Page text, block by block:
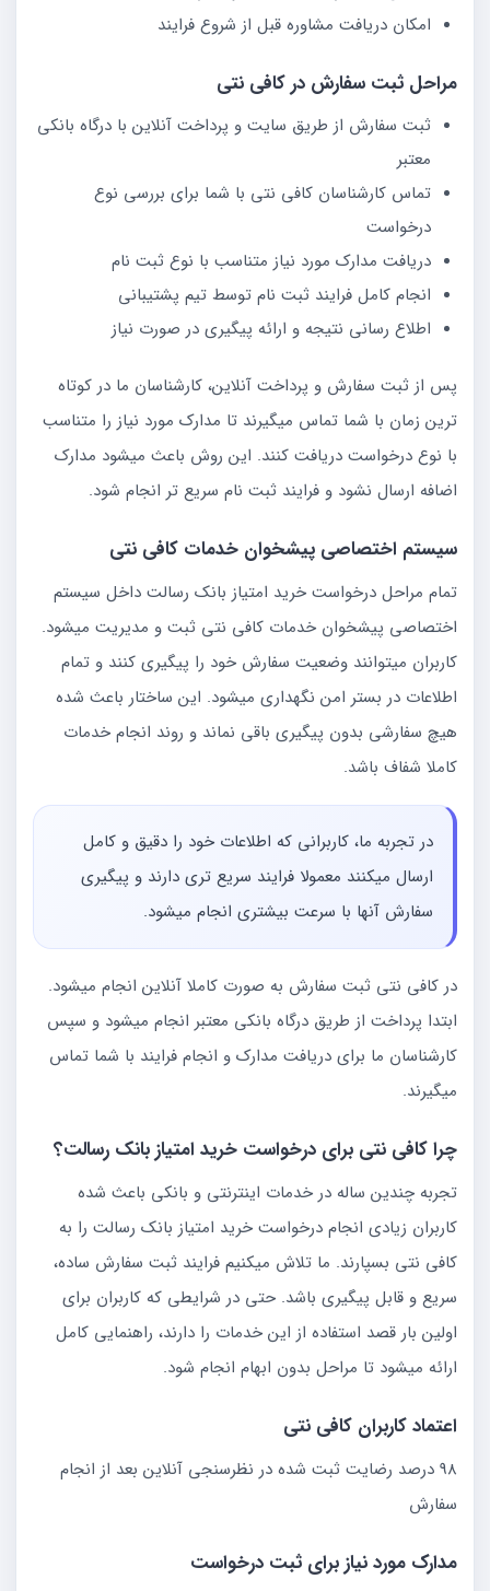
امکان دریافت مشاوره قبل از شروع فرایند
مراحل ثبت سفارش در کافی نتی
ثبت سفارش از طریق سایت و پرداخت آنلاین با درگاه بانکی
معتبر
تماس کارشناسان کافی نتی با شما برای بررسی نوع
درخواست
دریافت مدارک مورد نیاز متناسب با نوع ثبت نام
انجام کامل فرایند ثبت نام توسط تیم پشتیبانی
اطلاع رسانی نتیجه و ارائه پیگیری در صورت نیاز
پس از ثبت سفارش و پرداخت آنلاین، کارشناسان ما در کوتاه
ترین زمان با شما تماس میگیرند تا مدارک مورد نیاز را متناسب
با نوع درخواست دریافت کنند. این روش باعث میشود مدارک
اضافه ارسال نشود و فرایند ثبت نام سریع تر انجام شود.
سیستم اختصاصی پیشخوان خدمات کافی نتی
تمام مراحل درخواست خرید امتیاز بانک رسالت داخل سیستم
اختصاصی پیشخوان خدمات کافی نتی ثبت و مدیریت میشود.
کاربران میتوانند وضعیت سفارش خود را پیگیری کنند و تمام
اطلاعات در بستر امن نگهداری میشود. این ساختار باعث شده
هیچ سفارشی بدون پیگیری باقی نماند و روند انجام خدمات
کاملا شفاف باشد.
در تجربه ما، کاربرانی که اطلاعات خود را دقیق و کامل
ارسال میکنند معمولا فرایند سریع تری دارند و پیگیری
سفارش آنها با سرعت بیشتری انجام میشود.
در کافی نتی ثبت سفارش به صورت کاملا آنلاین انجام میشود.
ابتدا پرداخت از طریق درگاه بانکی معتبر انجام میشود و سپس
کارشناسان ما برای دریافت مدارک و انجام فرایند با شما تماس
میگیرند.
چرا کافی نتی برای درخواست خرید امتیاز بانک رسالت؟
تجربه چندین ساله در خدمات اینترنتی و بانکی باعث شده
کاربران زیادی انجام درخواست خرید امتیاز بانک رسالت را به
کافی نتی بسپارند. ما تلاش میکنیم فرایند ثبت سفارش ساده،
سریع و قابل پیگیری باشد. حتی در شرایطی که کاربران برای
اولین بار قصد استفاده از این خدمات را دارند، راهنمایی کامل
ارائه میشود تا مراحل بدون ابهام انجام شود.
اعتماد کاربران کافی نتی
98 درصد رضایت ثبت شده در نظرسنجی آنلاین بعد از انجام
سفارش
مدارک مورد نیاز برای ثبت درخواست